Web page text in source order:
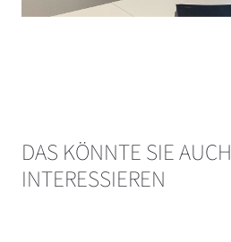
DAS KÖNNTE SIE AUCH
INTERESSIEREN